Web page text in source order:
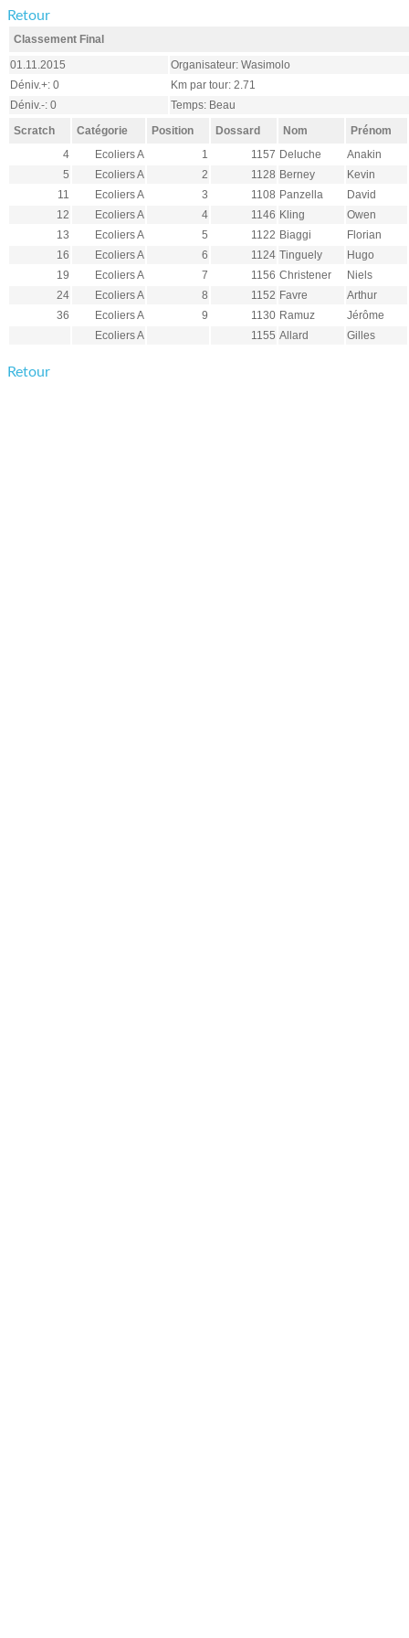
Retour
Classement Final
01.11.2015
Organisateur: Wasimolo
Déniv.+: 0
Km par tour: 2.71
Déniv.-: 0
Temps: Beau
Scratch
Catégorie Position Dossard Nom
Prénom
4
Ecoliers A 1 1157 Deluche
Anakin
5
Ecoliers A 2 1128 Berney
Kevin
11
Ecoliers A 3 1108 Panzella
David
12
Ecoliers A 4 1146 Kling
Owen
13
Ecoliers A 5 1122 Biaggi
Florian
16
Ecoliers A 6 1124 Tinguely
Hugo
19
Ecoliers A 7 1156 Christener
Niels
24
Ecoliers A 8 1152 Favre
Arthur
36
Ecoliers A 9 1130 Ramuz
Jérôme
Ecoliers A
1155 Allard Gilles
Retour